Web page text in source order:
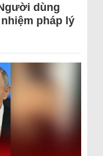
dùng
pháp lý